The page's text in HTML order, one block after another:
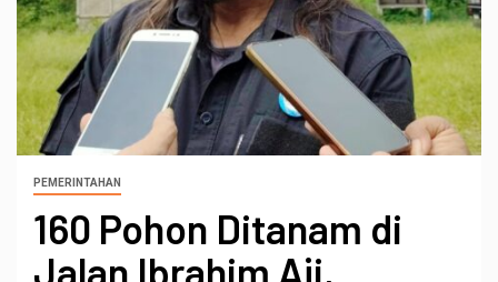
PEMERINTAHAN
160 Pohon Ditanam di
Jalan Ibrahim Aji,